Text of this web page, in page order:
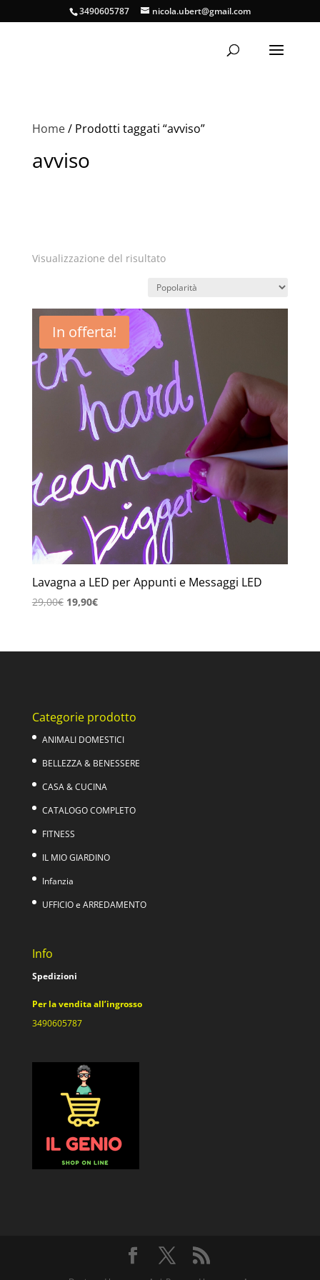
3490605787 nicola.ubert@gmail.com
Home/ Prodotti taggati “avviso”
avviso
Visualizzazione del risultato
In offerta!
Lavagna a LED per Appunti e Messaggi LED
29,00€ Il
era:
19,90€Il
è:
Categorie prodotto
ANIMALI DOMESTICI
BELLEZZA & BENESSERE
CASA & CUCINA
CATALOGO COMPLETO
FITNESS
IL MIO GIARDINO
Infanzia
UFFICIO e ARREDAMENTO
Info
Spedizioni
Per la vendita all’ingrosso
3490605787